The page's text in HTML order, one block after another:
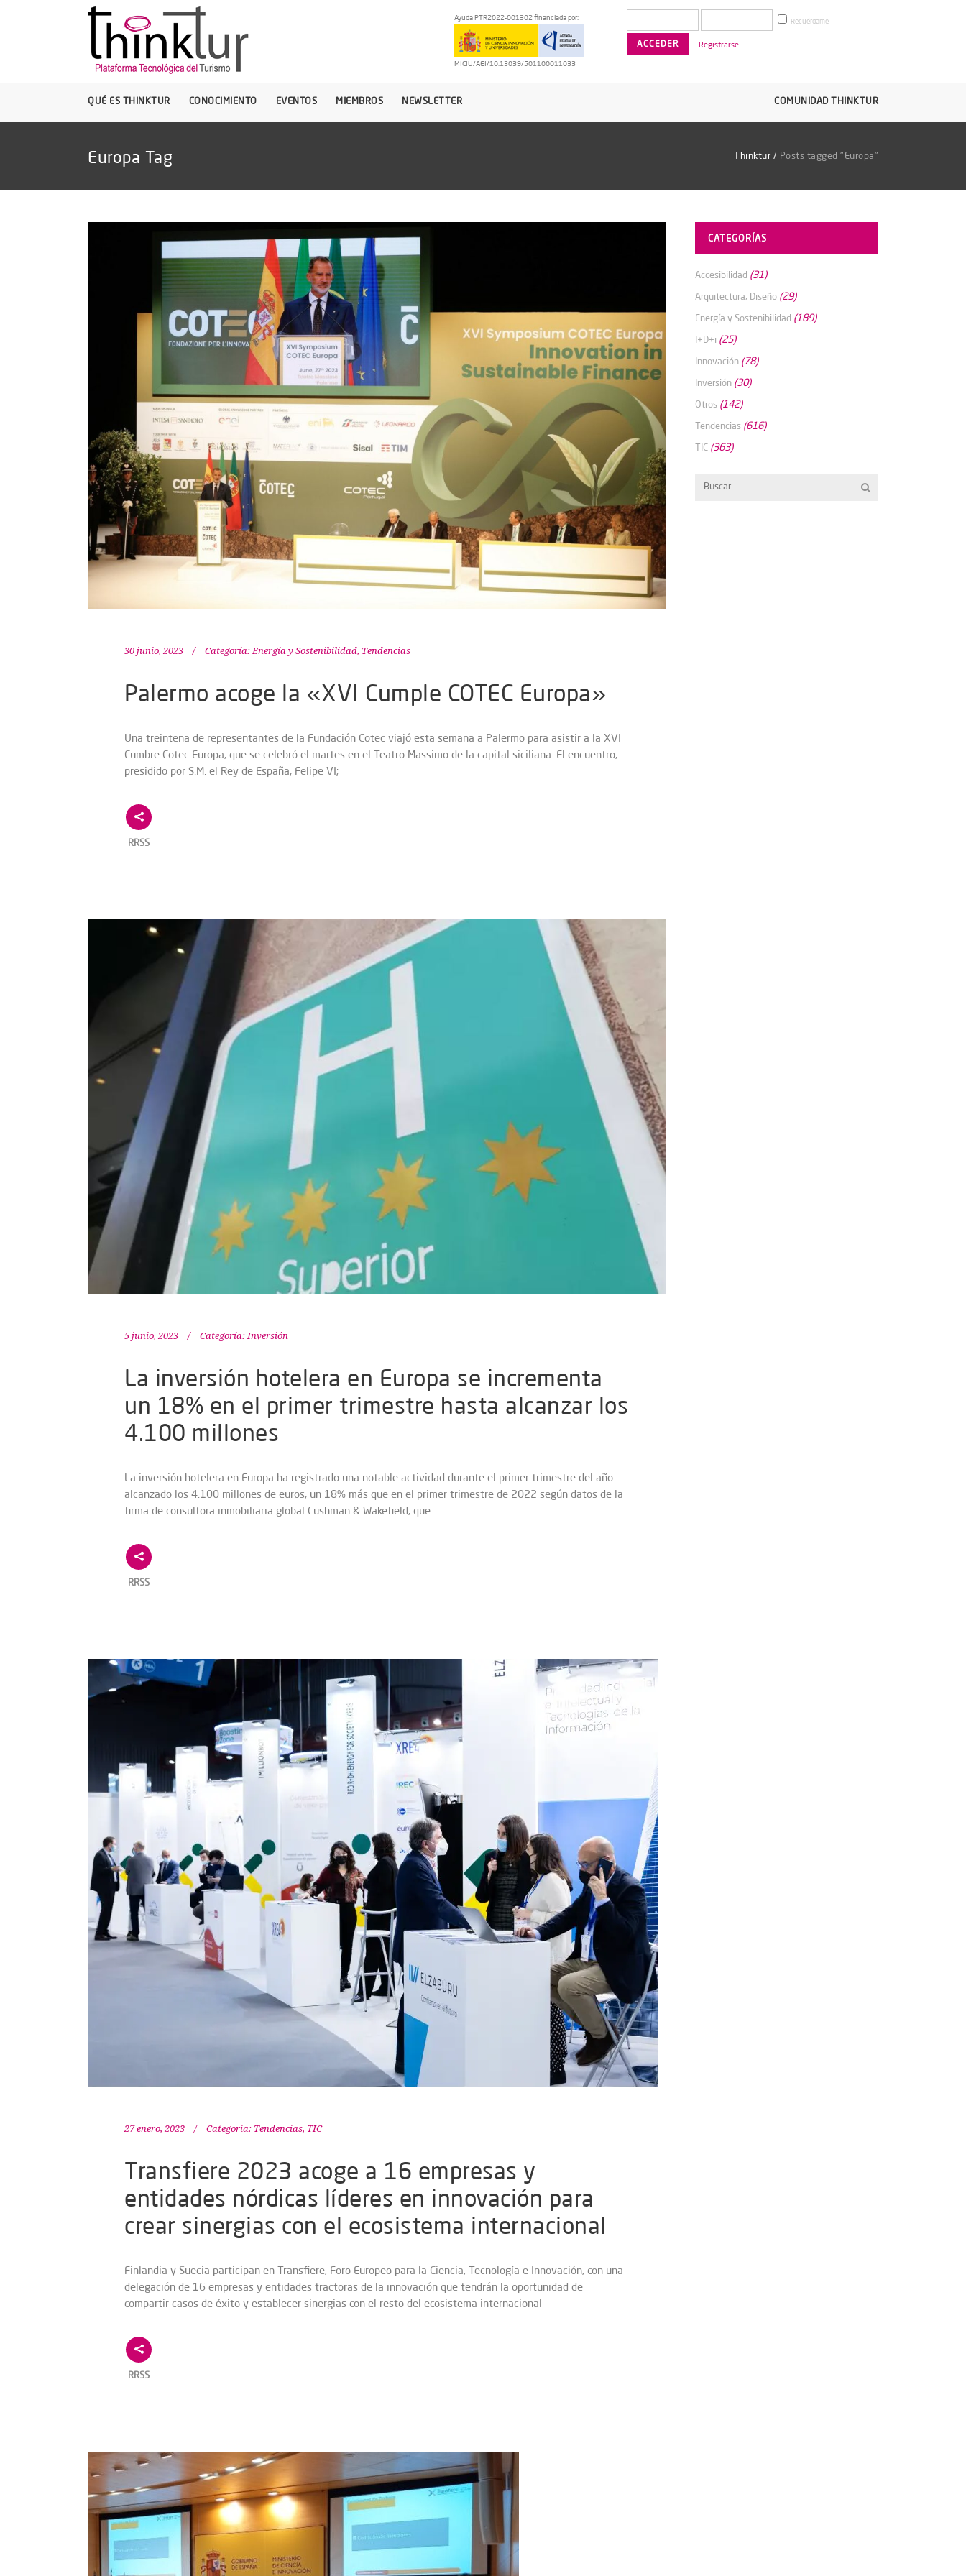
Ayuda PTR2022-001302 financiada por:
MICIU/AEI/10.13039/501100011033
Recuérdame
Registrarse
QUÉ ES THINKTUR CONOCIMIENTO EVENTOS MIEMBROS NEWSLETTER COMUNIDAD THINKTUR
Europa Tag Thinktur / Posts tagged "Europa"
30 junio, 2023 Categoría: Energía y Sostenibilidad, Tendencias
Palermo acoge la «XVI Cumple COTEC Europa»
Una treintena de representantes de la Fundación Cotec viajó esta semana a Palermo para asistir a la XVI
Cumbre Cotec Europa, que se celebró el martes en el Teatro Massimo de la capital siciliana. El encuentro,
presidido por S.M. el Rey de España, Felipe VI;
RRSS
5 junio, 2023 Categoría: Inversión
La inversión hotelera en Europa se incrementa
un 18% en el primer trimestre hasta alcanzar los
4.100 millones
La inversión hotelera en Europa ha registrado una notable actividad durante el primer trimestre del año
alcanzado los 4.100 millones de euros, un 18% más que en el primer trimestre de 2022 según datos de la
firma de consultora inmobiliaria global Cushman & Wakefield, que
RRSS
27 enero, 2023 Categoría: Tendencias, TIC
Transfiere 2023 acoge a 16 empresas y
entidades nórdicas líderes en innovación para
crear sinergias con el ecosistema internacional
Finlandia y Suecia participan en Transfiere, Foro Europeo para la Ciencia, Tecnología e Innovación, con una
delegación de 16 empresas y entidades tractoras de la innovación que tendrán la oportunidad de
compartir casos de éxito y establecer sinergias con el resto del ecosistema internacional
RRSS
CATEGORÍAS
Accesibilidad (31)
Arquitectura, Diseño (29)
Energía y Sostenibilidad (189)
I+D+i (25)
Innovación (78)
Inversión (30)
Otros (142)
Tendencias (616)
TIC (363)